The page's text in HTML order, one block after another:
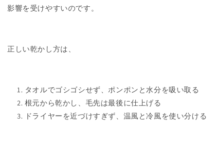
影響を受けやすいのです。
正しい乾かし方は、
タオルでゴシゴシせず、ポンポンと水分を吸い取る
根元から乾かし、毛先は最後に仕上げる
ドライヤーを近づけすぎず、温風と冷風を使い分ける